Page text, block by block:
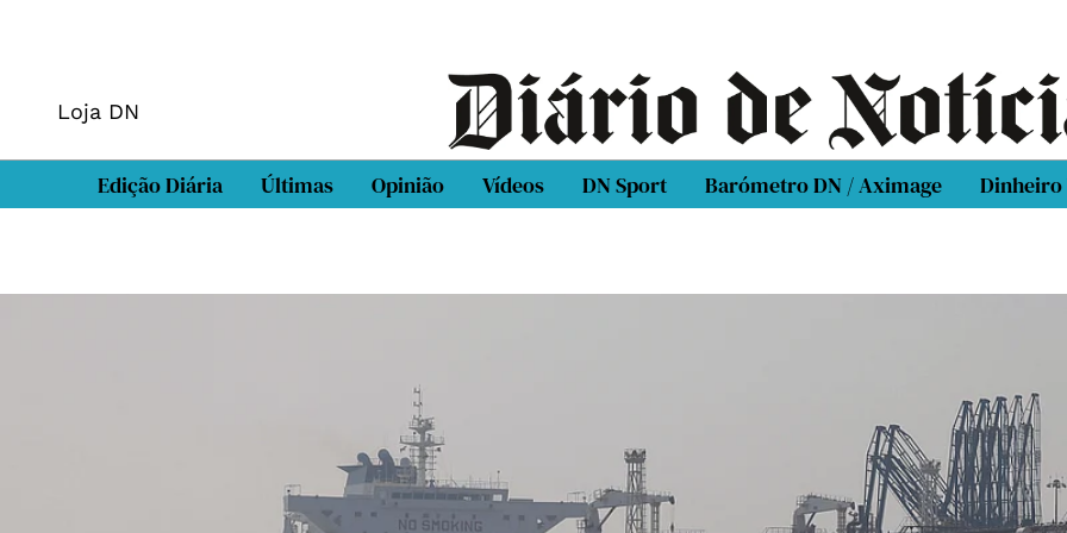
Loja DN
Edição Diária Últimas Opinião Vídeos DN Sport Barómetro DN / Aximage Dinheiro